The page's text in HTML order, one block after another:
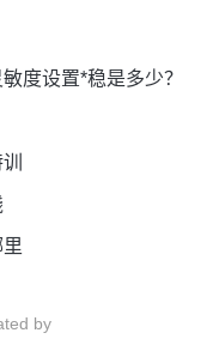
度设置*稳是多少？
by